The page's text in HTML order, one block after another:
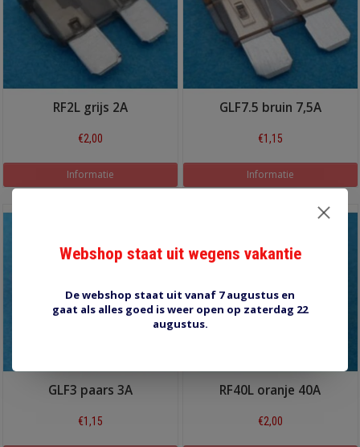
RF2L grijs 2A
€2,00
Informatie
GLF7.5 bruin 7,5A
€1,15
Informatie
GLF3 paars 3A
€1,15
RF40L oranje 40A
€2,00
Webshop staat uit wegens vakantie
De webshop staat uit vanaf 7 augustus en
gaat als alles goed is weer open op zaterdag 22
augustus.